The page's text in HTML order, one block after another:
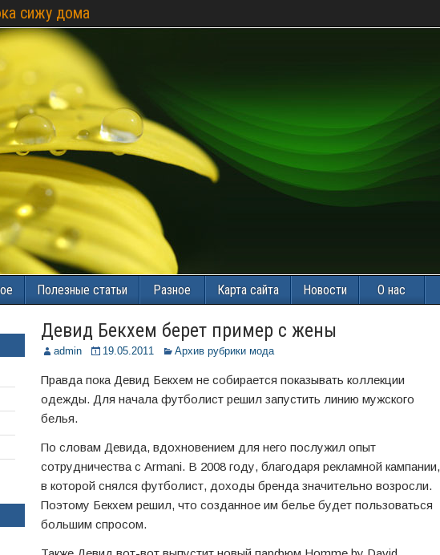
сижу дома
Полезные статьи Разное Карта сайта Новости О нас
Девид Бекхем берет пример с жены
admin 19.05.2011 Архив рубрики мода
Правда пока Девид Бекхем не собирается показывать коллекции
одежды. Для начала футболист решил запустить линию мужского
белья.
По словам Девида, вдохновением для него послужил опыт
сотрудничества с Armani. В 2008 году, благодаря рекламной кампании,
в которой снялся футболист, доходы бренда значительно возросли.
Поэтому Бекхем решил, что созданное им белье будет пользоваться
большим спросом.